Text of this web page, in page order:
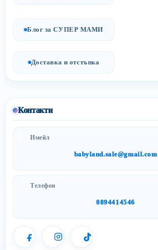
Блог за СУПЕР МАМИ
Доставка и отстъпка
Контакти
Имейл
babyland.sale@gmail.com
Телефон
0894414546